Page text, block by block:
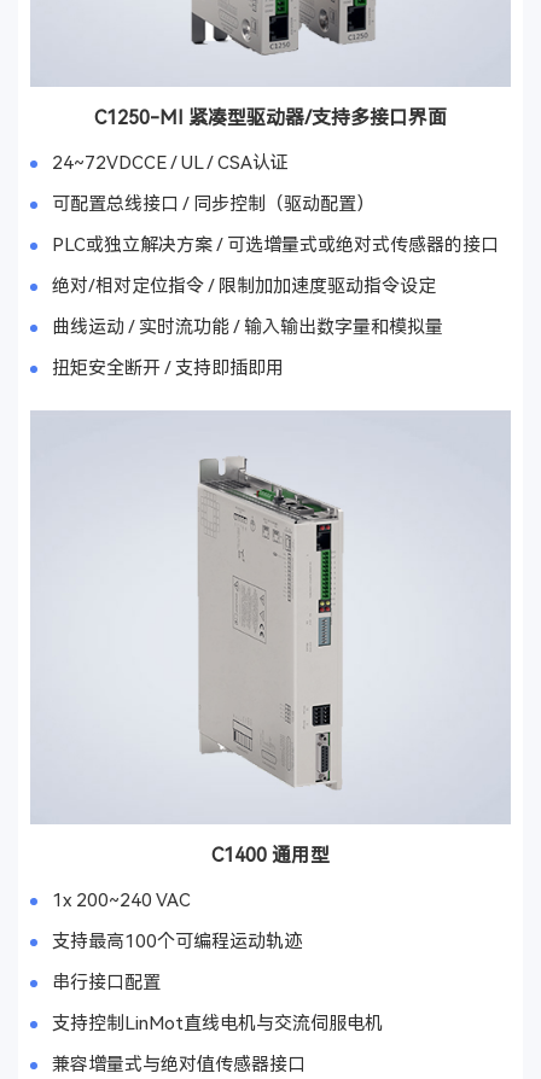
C1250-MI 紧凑型驱动器/支持多接口界面
24~72VDCCE / UL / CSA认证
可配置总线接口 / 同步控制（驱动配置）
PLC或独立解决方案 / 可选增量式或绝对式传感器的接口
绝对/相对定位指令 / 限制加加速度驱动指令设定
曲线运动 / 实时流功能 / 输入输出数字量和模拟量
扭矩安全断开 / 支持即插即用
C1400 通用型
1x 200~240 VAC
支持最高100个可编程运动轨迹
串行接口配置
支持控制LinMot直线电机与交流伺服电机
兼容增量式与绝对值传感器接口